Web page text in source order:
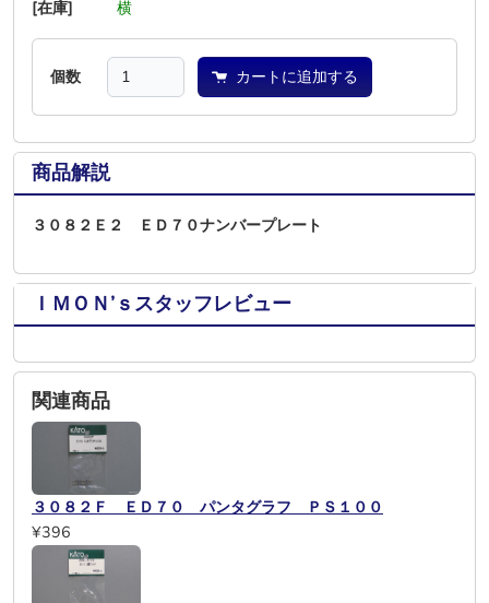
[在庫]
横
個数 カートに追加する
商品解説
３０８２Ｅ２ ＥＤ７０ナンバープレート
ＩＭＯＮ’ｓスタッフレビュー
関連商品
３０８２Ｆ ＥＤ７０ パンタグラフ ＰＳ１００
¥396